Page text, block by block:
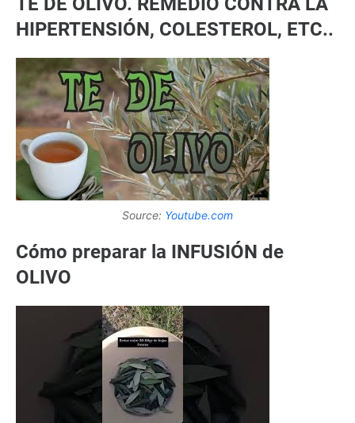
HIPERTENSIÓN, COLESTEROL, ETC..
Source: Youtube.com
Cómo preparar la INFUSIÓN de
OLIVO